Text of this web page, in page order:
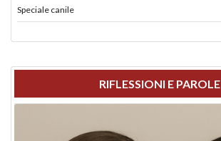
Speciale canile
RIFLESSIONI E PAROLE